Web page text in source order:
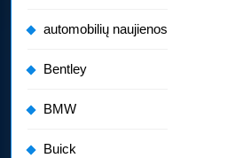
automobilių naujienos
Bentley
BMW
Buick